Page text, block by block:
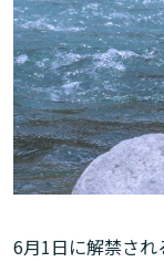
6月1日に解禁され